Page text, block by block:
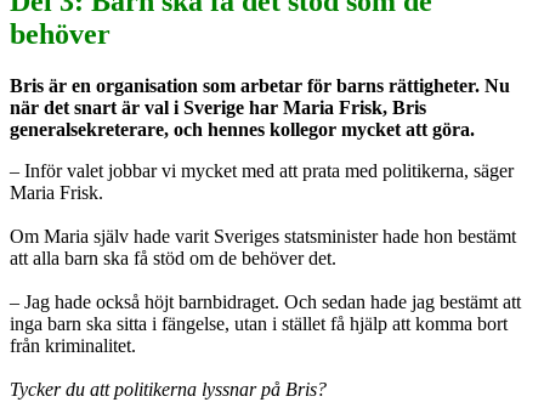
behöver
Bris är en organisation som arbetar för barns rättigheter. Nu
när det snart är val i Sverige har Maria Frisk, Bris
generalsekreterare, och hennes kollegor mycket att göra.
– Inför valet jobbar vi mycket med att prata med politikerna, säger
Maria Frisk.
Om Maria själv hade varit Sveriges statsminister hade hon bestämt
att alla barn ska få stöd om de behöver det.
– Jag hade också höjt barnbidraget. Och sedan hade jag bestämt att
inga barn ska sitta i fängelse, utan i stället få hjälp att komma bort
från kriminalitet.
Tycker du att politikerna lyssnar på Bris?